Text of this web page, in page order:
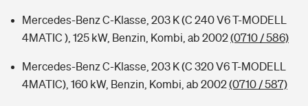
Mercedes-Benz C-Klasse, 203 K (C 240 V6 T-MODELL
4MATIC ), 125 kW, Benzin, Kombi, ab 2002(0710 / 586)
Mercedes-Benz C-Klasse, 203 K (C 320 V6 T-MODELL
4MATIC), 160 kW, Benzin, Kombi, ab 2002(0710 / 587)